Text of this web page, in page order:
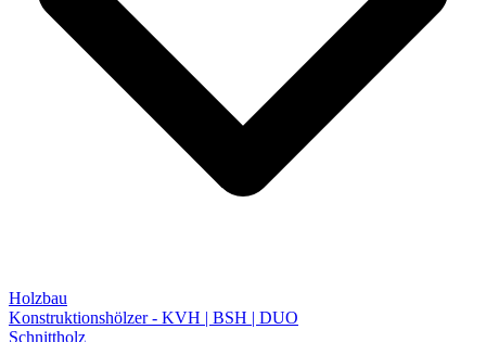
Holzbau
Konstruktionshölzer - KVH | BSH | DUO
Schnittholz